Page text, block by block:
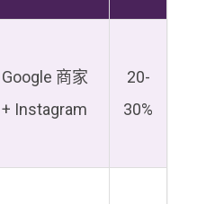
Google 商家
+ Instagram
20-
30%